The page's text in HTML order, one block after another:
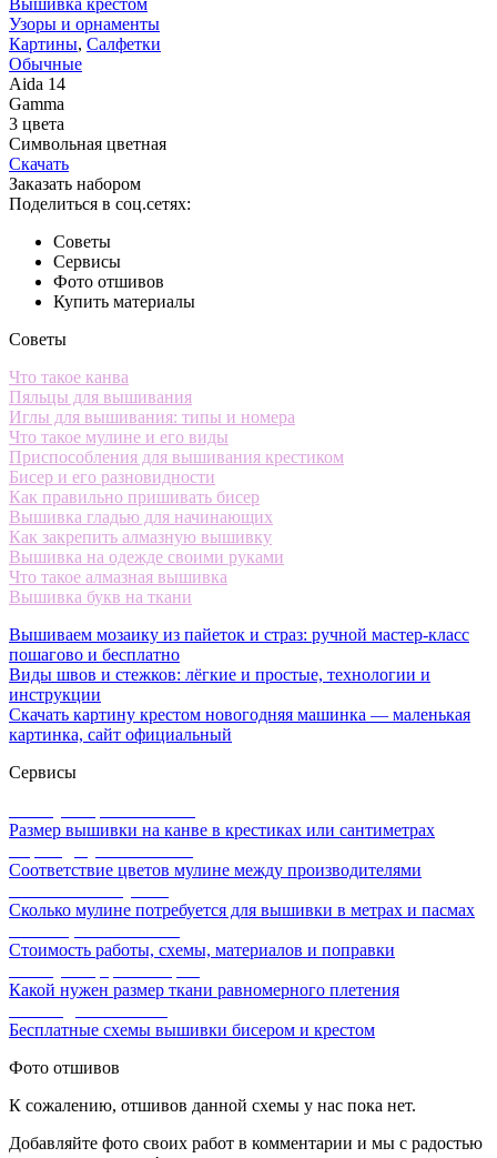
Узоры и орнаменты
Картины, Салфетки
Обычные
Aida 14
Gamma
3 цвета
Символьная цветная
Скачать
Заказать набором
Поделиться в соц.сетях:
Советы
Сервисы
Фото отшивов
Купить материалы
Советы
Что такое канва
Пяльцы для вышивания
Иглы для вышивания: типы и номера
Что такое мулине и его виды
Приспособления для вышивания крестиком
Бисер и его разновидности
Как правильно пришивать бисер
Вышивка гладью для начинающих
Как закрепить алмазную вышивку
Вышивка на одежде своими руками
Что такое алмазная вышивка
Вышивка букв на ткани
Вышиваем мозаику из пайеток и страз: ручной мастер-класс
пошагово и бесплатно
Виды швов и стежков: лёгкие и простые, технологии и
инструкции
Скачать картину крестом новогодняя машинка — маленькая
картинка, сайт официальный
Сервисы
Размер вышивки на канве в крестиках или сантиметрах
Соответствие цветов мулине между производителями
Сколько мулине потребуется для вышивки в метрах и пасмах
Стоимость работы, схемы, материалов и поправки
Какой нужен размер ткани равномерного плетения
Бесплатные схемы вышивки бисером и крестом
Фото отшивов
К сожалению, отшивов данной схемы у нас пока нет.
Добавляйте фото своих работ в комментарии и мы с радостью